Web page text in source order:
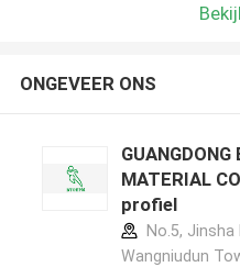
ONGEVEER ONS
MATERIAL
profiel
No.5, Jinsha
Wangniudun